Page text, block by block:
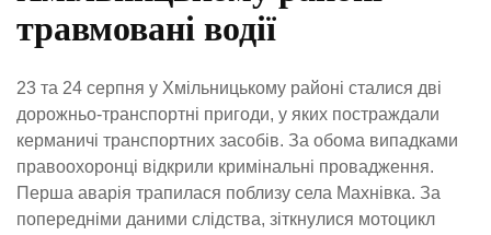
травмовані водії
23 та 24 серпня у Хмільницькому районі сталися дві
дорожньо-транспортні пригоди, у яких постраждали
керманичі транспортних засобів. За обома випадками
правоохоронці відкрили кримінальні провадження.
Перша аварія трапилася поблизу села Махнівка. За
попередніми даними слідства, зіткнулися мотоцикл